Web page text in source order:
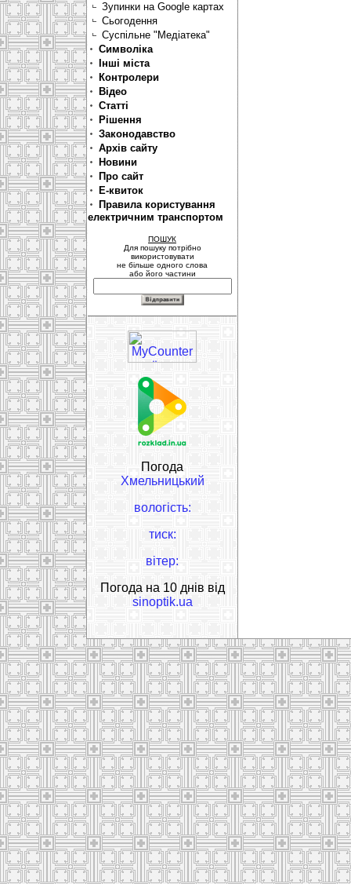
Зупинки на Google картах
Сьогодення
Суспільне "Медіатека"
Символіка
Інші міста
Контролери
Відео
Статті
Рішення
Законодавство
Архів сайту
Новини
Про сайт
Е-квиток
Правила користування
електричним транспортом
ПОШУК
Для пошуку потрібно
використовувати
не більше одного слова
або його частини
Погода
Хмельницький
вологість:
тиск:
вітер:
Погода на 10 днів від
sinoptik.ua